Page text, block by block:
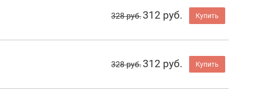
328 руб. 312 руб. Купить
328 руб. 312 руб. Купить